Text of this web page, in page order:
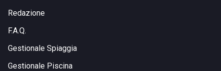
Redazione
F.A.Q.
Gestionale Spiaggia
Gestionale Piscina